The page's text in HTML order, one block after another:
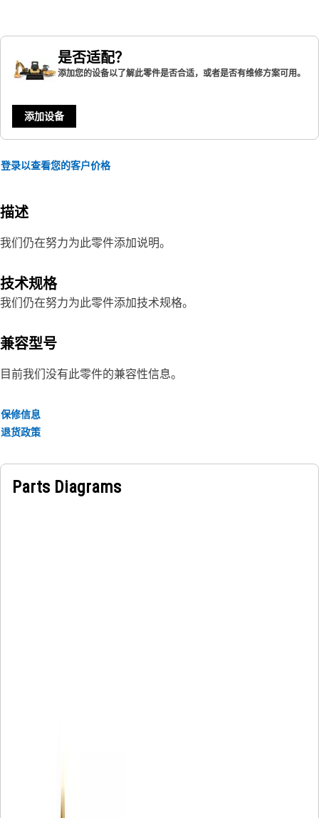
是否适配？
添加您的设备以了解此零件是否合适，或者是否有维修方案可用。
添加设备
登录以查看您的客户价格
描述
我们仍在努力为此零件添加说明。
技术规格
我们仍在努力为此零件添加技术规格。
兼容型号
目前我们没有此零件的兼容性信息。
保修信息
退货政策
Parts Diagrams